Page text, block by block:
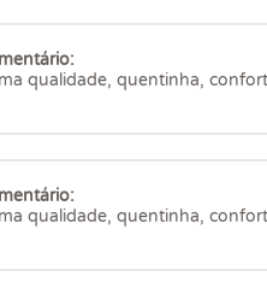
qualidade, quentinha,
qualidade, quentinha,